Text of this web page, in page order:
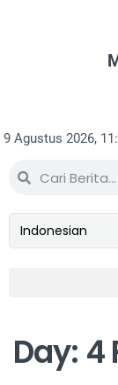
9 Agustus 2026,
Day: 4